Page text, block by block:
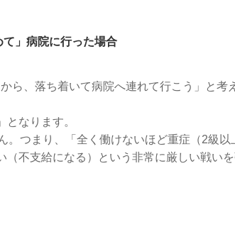
」病院に行った場合
ら、落ち着いて病院へ連れて行こう」と考
なります。
つまり、「全く働けないほど重症（2級以
不支給になる）という非常に厳しい戦い